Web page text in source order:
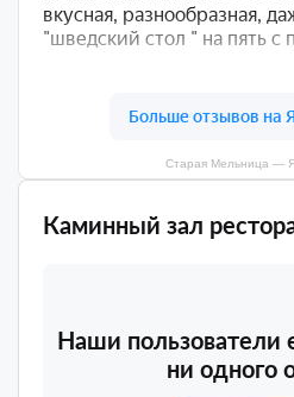
Наши пользователи
ни одного
Старая Мельница —